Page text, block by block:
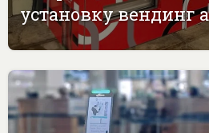
установку вендинг